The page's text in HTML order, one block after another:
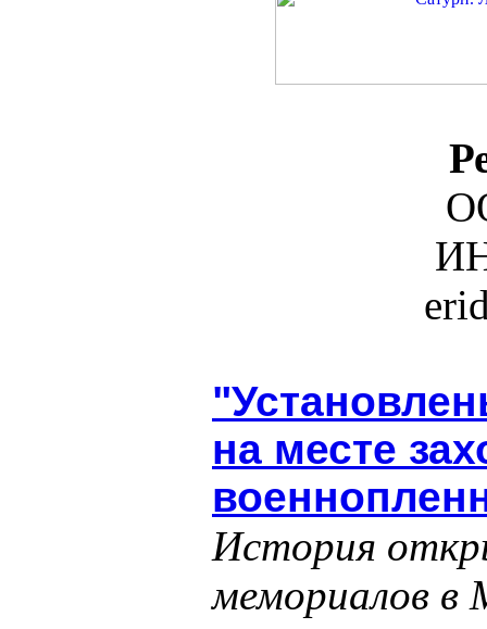
на месте
История
мемориалов в